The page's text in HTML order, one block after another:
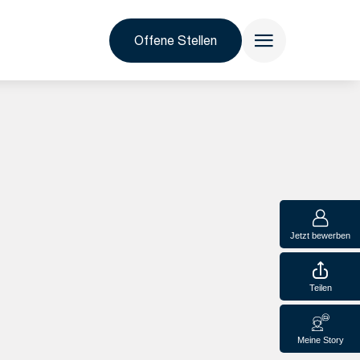
Offene Stellen
Jetzt bewerben
Teilen
Meine Story